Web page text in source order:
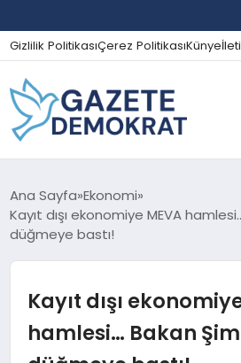
Gizlilik PolitikasıÇerez PolitikasıKünye
GÜNDEM
EKONOMI
SPOR
Ana Sayfa Ekonomi
Kayıt dışı ekonomiye MEVA
düğmeye bastı!
Kayıt dışı
hamlesi… Bakan